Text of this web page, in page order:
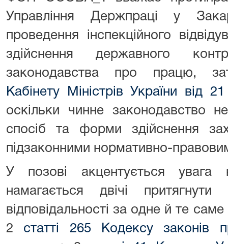
Управління Держпраці у
проведення інспекційного
здійснення державного
законодавства про працю,
Кабінету Міністрів України
оскільки чинне законодавство
спосіб та форми здійснення
підзаконними нормативно-
У позові акцентується
намагається двічі
відповідальності за одне й те
2 статті 265 Кодексу законів